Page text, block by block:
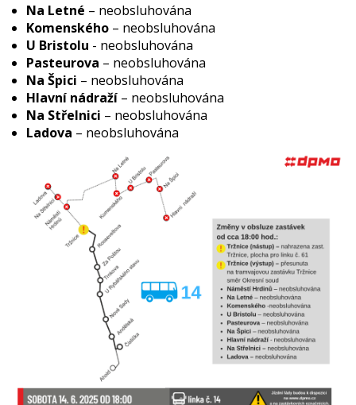
Na Letné – neobsluhována
Komenského – neobsluhována
U Bristolu - neobsluhována
Pasteurova – neobsluhována
Na Špici – neobsluhována
Hlavní nádraží – neobsluhována
Na Střelnici – neobsluhována
Ladova – neobsluhována